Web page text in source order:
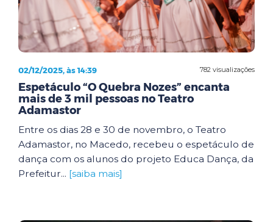
782 visualizações
02/12/2025, às 14:39
Espetáculo “O Quebra Nozes” encanta
mais de 3 mil pessoas no Teatro
Adamastor
Entre os dias 28 e 30 de novembro, o Teatro
Adamastor, no Macedo, recebeu o espetáculo de
dança com os alunos do projeto Educa Dança, da
Prefeitur... [saiba mais]